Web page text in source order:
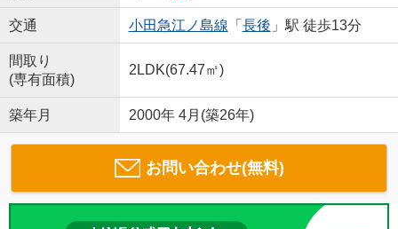
交通 小田急江ノ島線 「 長後 」駅 徒歩13分
間取り
(専有面積)
2LDK(67.47㎡)
築年月 2000年 4月(築26年)
お問い合わせ(無料)